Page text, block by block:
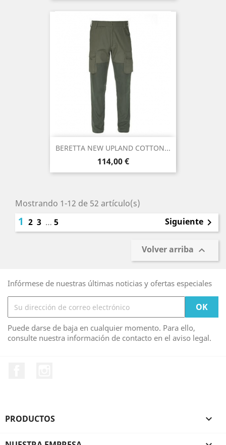
BERETTA NEW UPLAND COTTON...
Precio
114,00 €
Mostrando 1-12 de 52 artículo(s)
1 2 3 … 5 Siguiente 
Volver arriba 
Infórmese de nuestras últimas noticias y ofertas especiales
Puede darse de baja en cualquier momento. Para ello,
consulte nuestra información de contacto en el aviso legal.
PRODUCTOS 